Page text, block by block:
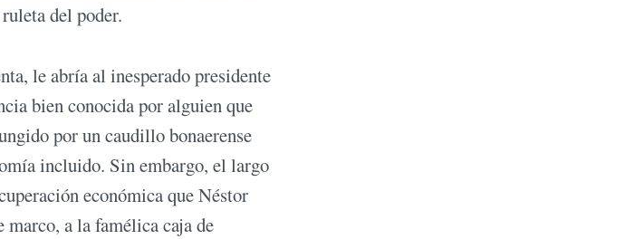
del poder.
le abría al inesperado presidente
bien conocida por alguien que
por un caudillo bonaerense
incluido. Sin embargo, el largo
económica que Néstor
a la famélica caja de